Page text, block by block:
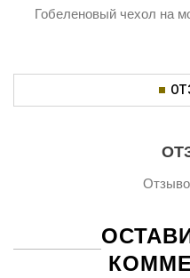
Гобеленовый чехол на